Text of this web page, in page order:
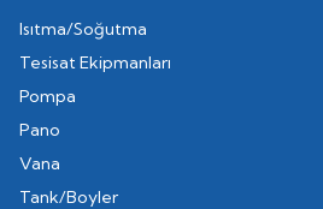
Isıtma/Soğutma
Tesisat Ekipmanları
Pompa
Pano
Vana
Tank/Boyler